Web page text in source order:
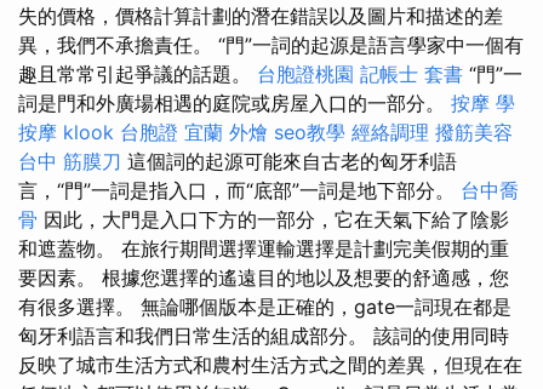
失的價格，價格計算計劃的潛在錯誤以及圖片和描述的差
異，我們不承擔責任。 “門”一詞的起源是語言學家中一個有
趣且常常引起爭議的話題。 台胞證桃園 記帳士 套書 “門”一
詞是門和外廣場相遇的庭院或房屋入口的一部分。 按摩 學
按摩 klook 台胞證 宜蘭 外燴 seo教學 經絡調理 撥筋美容
台中 筋膜刀 這個詞的起源可能來自古老的匈牙利語
言，“門”一詞是指入口，而“底部”一詞是地下部分。 台中喬
骨 因此，大門是入口下方的一部分，它在天氣下給了陰影
和遮蓋物。 在旅行期間選擇運輸選擇是計劃完美假期的重
要因素。 根據您選擇的遙遠目的地以及想要的舒適感，您
有很多選擇。 無論哪個版本是正確的，gate一詞現在都是
匈牙利語言和我們日常生活的組成部分。 該詞的使用同時
反映了城市生活方式和農村生活方式之間的差異，但現在在